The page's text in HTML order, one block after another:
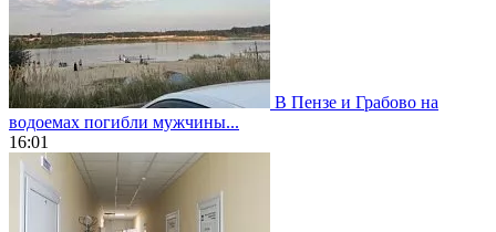
В Пензе и Грабово на
водоемах погибли мужчины...
16:01